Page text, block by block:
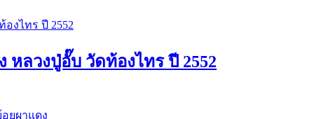
ลวงปู่อั๊บ วัดท้องไทร ปี 2552